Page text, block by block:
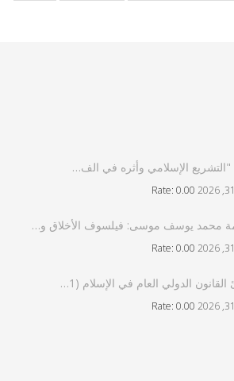
الإسلامي وأثره في الف…
Rate: 0.00
محمد يوسف موسى: فيلسوف الأخلاق و…
Rate: 0.00
القانون الدولي العام في الإسلام (1…
Rate: 0.00